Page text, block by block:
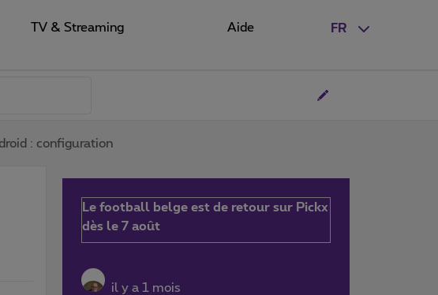
FR
TV & Streaming Aide
: configuration
Le football belge est de retour sur Pickx
dès le 7 août
il y a 1 mois